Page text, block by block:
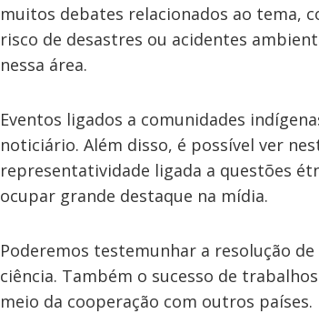
muitos debates relacionados ao tema,
risco de desastres ou acidentes
nessa área.
Eventos ligados a comunidades
noticiário. Além disso, é possível ver
representatividade ligada a questões
ocupar grande destaque na mídia.
Poderemos testemunhar a resolução
ciência. Também o sucesso de
meio da cooperação com outros países.